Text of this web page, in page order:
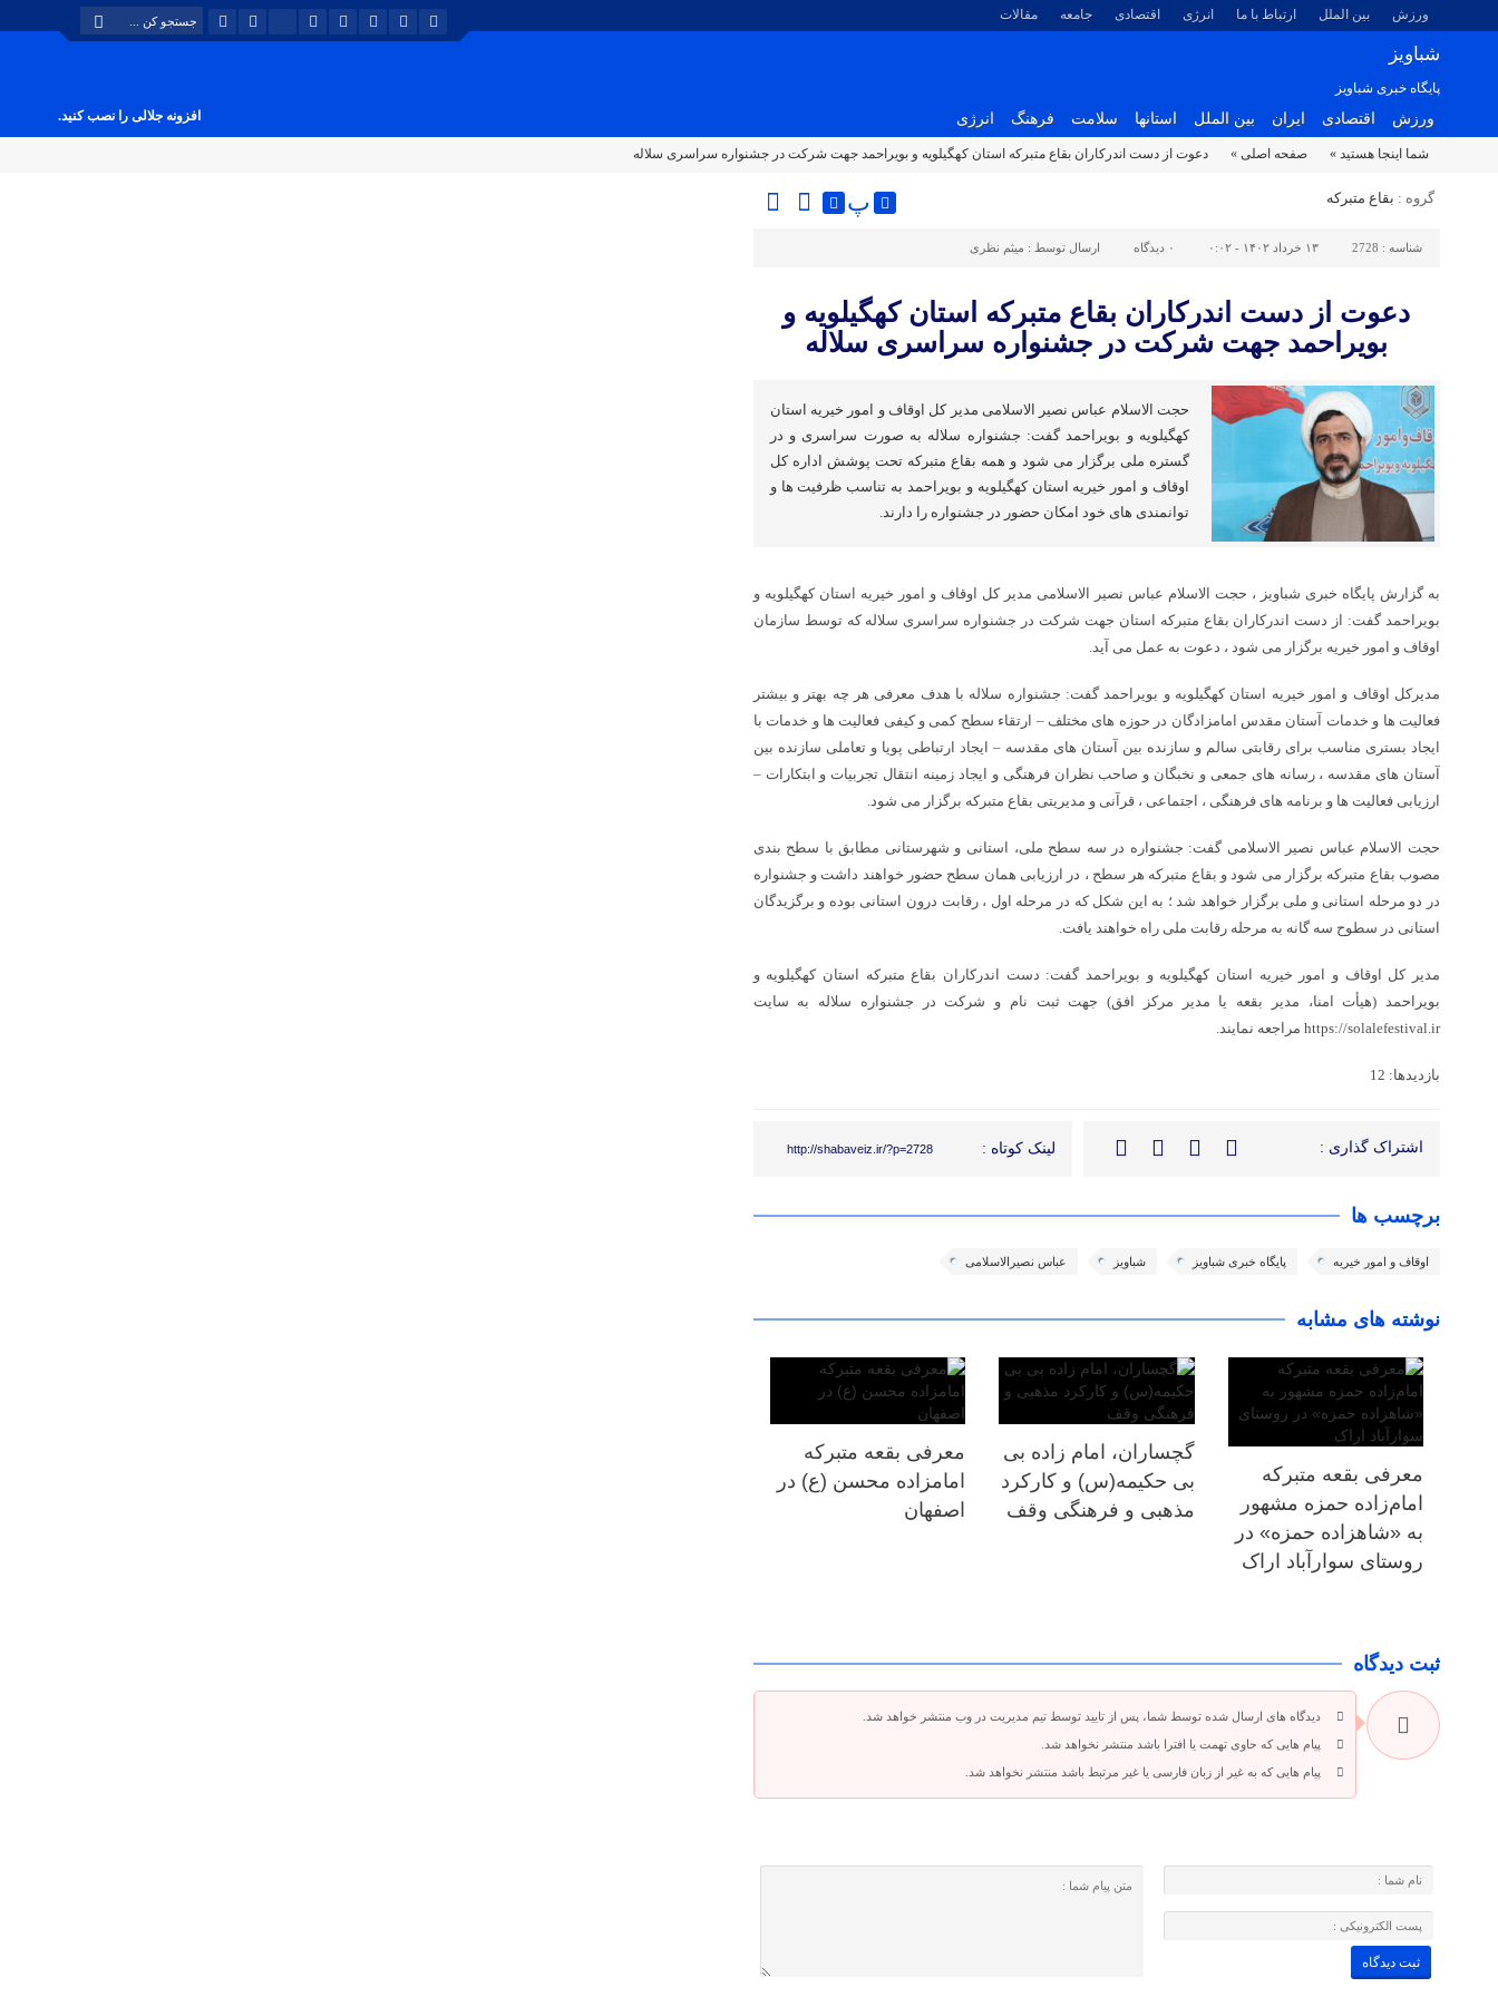
ورزش بین الملل ارتباط با ما انرژی اقتصادی جامعه مقالات
شباویز
پایگاه خبری شباویز
ورزش اقتصادی ایران بین الملل استانها سلامت فرهنگ انرژی افزونه جلالی را نصب کنید.
شما اینجا هستید » صفحه اصلی » دعوت از دست اندرکاران بقاع متبرکه استان کهگیلویه و بویراحمد جهت شرکت در جشنواره سراسری سلاله
گروه : بقاع متبرکه پ
شناسه : 2728 ۱۳ خرداد ۱۴۰۲ - ۰:۰۲ ۰ دیدگاه ارسال توسط : میثم نظری
دعوت از دست اندرکاران بقاع متبرکه استان کهگیلویه و
بویراحمد جهت شرکت در جشنواره سراسری سلاله
حجت الاسلام عباس نصیر الاسلامی مدیر کل اوقاف و امور خیریه استان
کهگیلویه و بویراحمد گفت: جشنواره سلاله به صورت سراسری و در
گستره ملی برگزار می شود و همه بقاع متبرکه تحت پوشش اداره کل
اوقاف و امور خیریه استان کهگیلویه و بویراحمد به تناسب ظرفیت ها و
توانمندی های خود امکان حضور در جشنواره را دارند.
به گزارش پایگاه خبری شباویز ، حجت الاسلام عباس نصیر الاسلامی مدیر کل اوقاف و امور خیریه استان کهگیلویه و
بویراحمد گفت: از دست اندرکاران بقاع متبرکه استان جهت شرکت در جشنواره سراسری سلاله که توسط سازمان
اوقاف و امور خیریه برگزار می شود ، دعوت به عمل می آید.
مدیرکل اوقاف و امور خیریه استان کهگیلویه و بویراحمد گفت: جشنواره سلاله با هدف معرفی هر چه بهتر و بیشتر
فعالیت ها و خدمات آستان مقدس امامزادگان در حوزه های مختلف – ارتقاء سطح کمی و کیفی فعالیت ها و خدمات با
ایجاد بستری مناسب برای رقابتی سالم و سازنده بین آستان های مقدسه – ایجاد ارتباطی پویا و تعاملی سازنده بین
آستان های مقدسه ، رسانه های جمعی و نخبگان و صاحب نظران فرهنگی و ایجاد زمینه انتقال تجربیات و ابتکارات –
ارزیابی فعالیت ها و برنامه های فرهنگی ، اجتماعی ، قرآنی و مدیریتی بقاع متبرکه برگزار می شود.
حجت الاسلام عباس نصیر الاسلامی گفت: جشنواره در سه سطح ملی، استانی و شهرستانی مطابق با سطح بندی
مصوب بقاع متبرکه برگزار می شود و بقاع متبرکه هر سطح ، در ارزیابی همان سطح حضور خواهند داشت و جشنواره
در دو مرحله استانی و ملی برگزار خواهد شد ؛ به این شکل که در مرحله اول ، رقابت درون استانی بوده و برگزیدگان
استانی در سطوح سه گانه به مرحله رقابت ملی راه خواهند یافت.
مدیر کل اوقاف و امور خیریه استان کهگیلویه و بویراحمد گفت: دست اندرکاران بقاع متبرکه استان کهگیلویه و
بویراحمد (هیأت امنا، مدیر بقعه یا مدیر مرکز افق) جهت ثبت نام و شرکت در جشنواره سلاله به سایت
https://solalefestival.ir مراجعه نمایند.
بازدیدها: 12
اشتراک گذاری : لینک کوتاه : http://shabaveiz.ir/?p=2728
برچسب ها
اوقاف و امور خیریه پایگاه خبری شباویز شباویز عباس نصیرالاسلامی
نوشته های مشابه
معرفی بقعه متبرکه
امام‌زاده حمزه مشهور
به «شاهزاده حمزه» در
روستای سوارآباد اراک
گچساران، امام زاده بی
بی حکیمه(س) و کارکرد
مذهبی و فرهنگی وقف
معرفی بقعه متبرکه
امامزاده محسن (ع) در
اصفهان
ثبت دیدگاه
دیدگاه های ارسال شده توسط شما، پس از تایید توسط تیم مدیریت در وب منتشر خواهد شد.
پیام هایی که حاوی تهمت یا افترا باشد منتشر نخواهد شد.
پیام هایی که به غیر از زبان فارسی یا غیر مرتبط باشد منتشر نخواهد شد.